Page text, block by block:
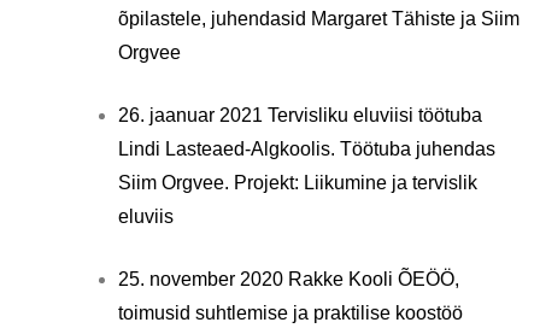
õpilastele, juhendasid Margaret Tähiste ja Siim
Orgvee
26. jaanuar 2021 Tervisliku eluviisi töötuba
Lindi Lasteaed-Algkoolis. Töötuba juhendas
Siim Orgvee. Projekt: Liikumine ja tervislik
eluviis
25. november 2020 Rakke Kooli ÕEÖÖ,
toimusid suhtlemise ja praktilise koostöö